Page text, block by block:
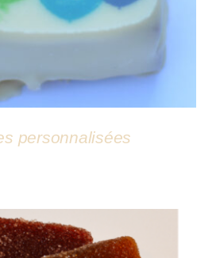
personnalisées